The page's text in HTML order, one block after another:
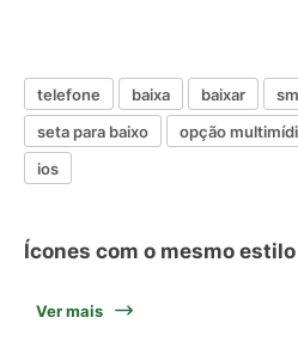
telefone baixa baixar
seta para baixo
opção
ios
Ícones com o mesmo
Ver mais